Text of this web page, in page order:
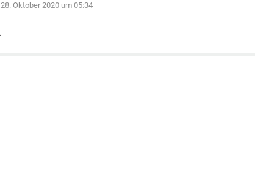
28. Oktober 2020 um 05:34